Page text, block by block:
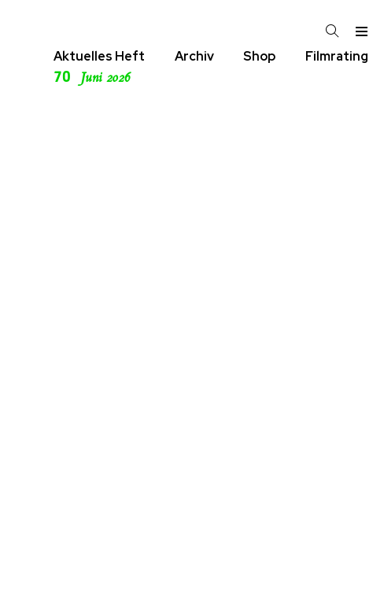
Aktuelles Heft
70 Juni 2026
Archiv Shop Filmrating